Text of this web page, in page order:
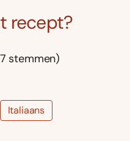
recept?
stemmen)
Italiaans